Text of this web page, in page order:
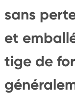
sans
et
tige de